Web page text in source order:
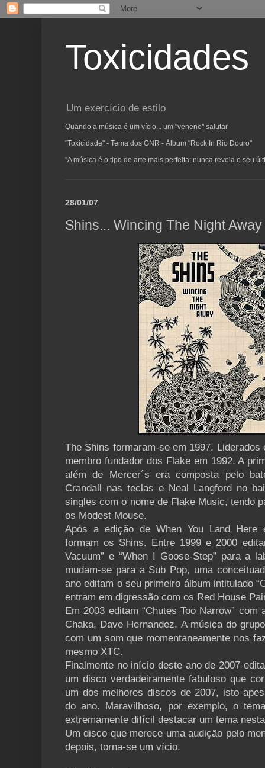
Toxicidades
Um exercício de estilo
Quando a música é um vício... um "veneno" salutar
"Toxicidade" - Tema dos GNR - Álbum "Rock In Rio Douro"
"A música é o tipo de arte mais perfeita; nunca revela o seu
28/01/07
Shins... Wincing The Night Away
The Shins formaram-se em 1997.
membro fundador dos Flake em 1992. A
além de Mercer´s era composta pelo
Crandall nas teclas e Neal Langford no
singles com o nome de Flake Music, tendo
os Modest Mouse.
Após a edição de When You Land Here
formam os Shins. Entre 1999 e 2000
Vacuum” e “When I Goose-Step” para a
mudam-se para a Sub Pop, uma
ano editam o seu primeiro álbum intitulado
entram em digressão com os Red House
Em 2003 editam “Chutes Too Narrow”
Chaka, Dave Hernandez. A música do
com um som que momentaneamente nos
mesmo XTC.
Finalmente no início deste ano de 2007
um disco verdadeiramente fabuloso que
um dos melhores discos de 2007, isto
do ano. Maravilhoso, por exemplo, o
extremamente difícil destacar um tema
Um disco que merece uma audição pelo
depois, torna-se um vício.